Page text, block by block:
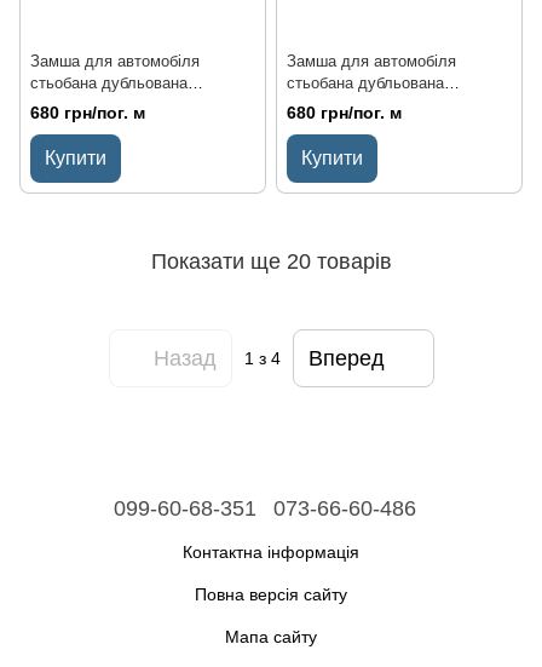
Замша для автомобіля
стьобана дубльована
поролоном та флізеліном
Темно-сіра з сірим рядком
Соти Туреччина
680 грн/пог. м
Купити
Замша для автомобіля
стьобана дубльована
поролоном та флізеліном
Світло-бежева з світло-
бежевим рядком Соти
Туреччина
680 грн/пог. м
Купити
Показати ще 20 товарів
Назад 1з 4 Вперед
099-60-68-351 073-66-60-486
Контактна інформація
Повна версія сайту
Мапа сайту